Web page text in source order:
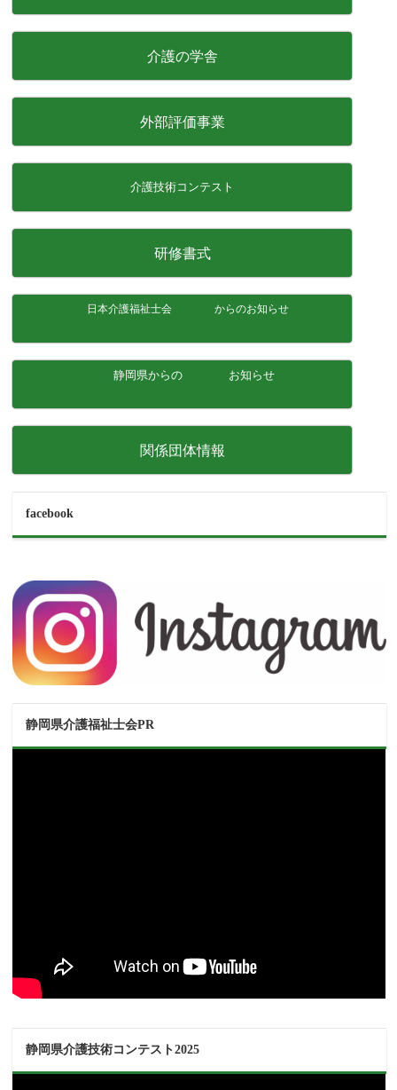
介護の学舎
外部評価事業
介護技術コンテスト
研修書式
日本介護福祉士会 からのお知らせ
静岡県からの お知らせ
関係団体情報
facebook
静岡県介護福祉士会PR
静岡県介護技術コンテスト2025